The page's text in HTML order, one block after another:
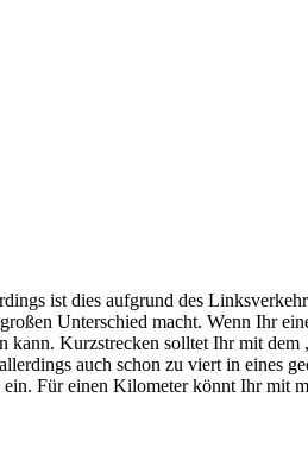
ist dies aufgrund des
Unterschied macht. Wenn Ihr
kann. Kurzstrecken solltet Ihr mit dem
auch schon zu viert in eines
Für einen Kilometer könnt Ihr mit